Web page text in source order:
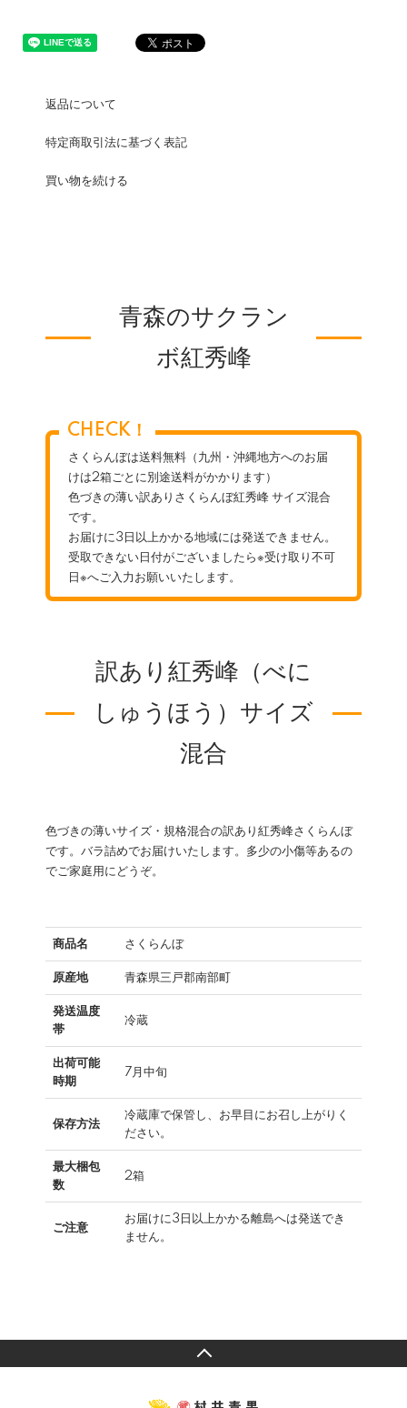
返品について
特定商取引法に基づく表記
買い物を続ける
青森のサクラン
ボ紅秀峰
CHECK！
さくらんぼは送料無料（九州・沖縄地方へのお届
けは2箱ごとに別途送料がかかります）
色づきの薄い訳ありさくらんぼ紅秀峰 サイズ混合
です。
お届けに3日以上かかる地域には発送できません。
受取できない日付がございましたら※受け取り不可
日※へご入力お願いいたします。
訳あり紅秀峰（べに
しゅうほう）サイズ
混合
色づきの薄いサイズ・規格混合の訳あり紅秀峰さくらんぼ
です。バラ詰めでお届けいたします。多少の小傷等あるの
でご家庭用にどうぞ。
商品名 さくらんぼ
原産地 青森県三戸郡南部町
発送温度
帯
冷蔵
出荷可能
時期
7月中旬
保存方法
冷蔵庫で保管し、お早目にお召し上がりく
ださい。
最大梱包
数
2箱
ご注意
お届けに3日以上かかる離島へは発送でき
ません。